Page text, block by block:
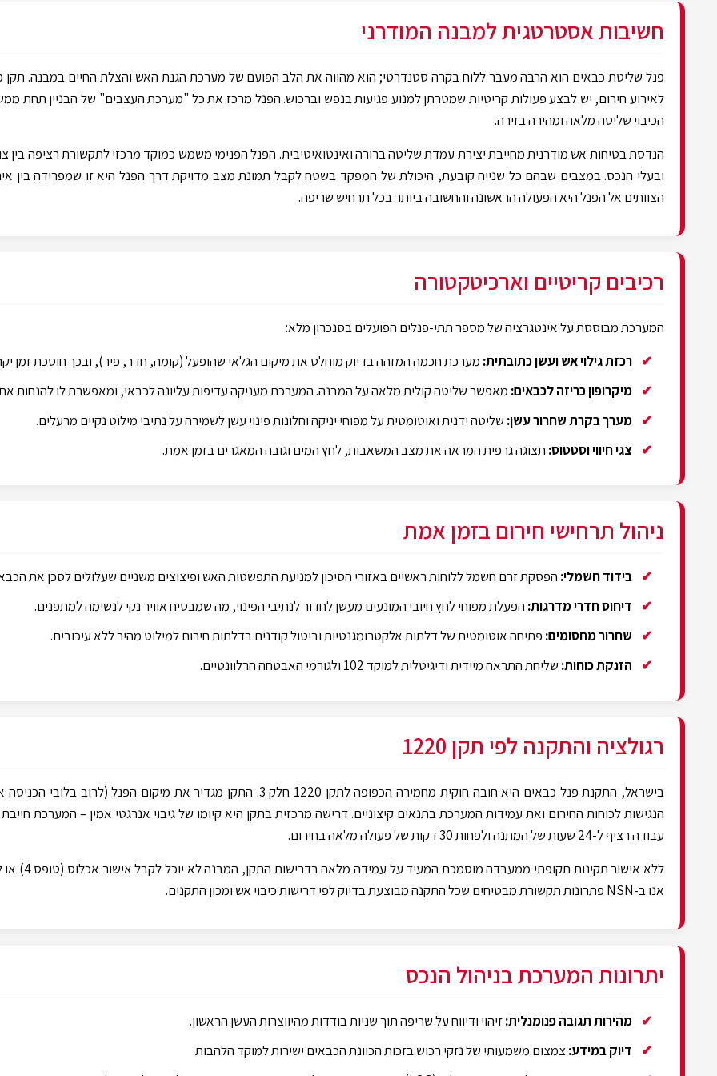
חשיבות אסטרטגית למבנה המודרני
פנל שליטת כבאים הוא הרבה מעבר ללוח בקרה סטנדרטי; הוא מהווה את הלב הפועם של מערכת הגנת האש והצלת החיים במבנה. תקן
לאירוע חירום, יש לבצע פעולות קריטיות שמטרתן למנוע פגיעות בנפש וברכוש. הפנל מרכז את כל "מערכת העצבים" של הבניין תחת
הכיבוי שליטה מלאה ומהירה בזירה.
הנדסת בטיחות אש מודרנית מחייבת יצירת עמדת שליטה ברורה ואינטואיטיבית. הפנל הפנימי משמש כמוקד מרכזי לתקשורת רציפה בין
ובעלי הנכס. במצבים שבהם כל שנייה קובעת, היכולת של המפקד בשטח לקבל תמונת מצב מדויקת דרך הפנל היא זו שמפרידה בין
הצוותים אל הפנל היא הפעולה הראשונה והחשובה ביותר בכל תרחיש שריפה.
רכיבים קריטיים וארכיטקטורה
המערכת מבוססת על אינטגרציה של מספר תתי-פנלים הפועלים בסנכרון מלא:
רכזת גילוי אש ועשן כתובתית: מערכת חכמה המזהה בדיוק מוחלט את מיקום הגלאי שהופעל (קומה, חדר, פיר), ובכך חוסכת זמן יקר
מיקרופון כריזה לכבאים: מאפשר שליטה קולית מלאה על המבנה. המערכת מעניקה עדיפות עליונה לכבאי, ומאפשרת לו להנחות
מערך בקרת שחרור עשן: שליטה ידנית ואוטומטית על מפוחי יניקה וחלונות פינוי עשן לשמירה על נתיבי מילוט נקיים מרעלים.
צגי חיווי וסטטוס: תצוגה גרפית המראה את מצב המשאבות, לחץ המים וגובה המאגרים בזמן אמת.
ניהול תרחישי חירום בזמן אמת
בידוד חשמלי: הפסקת זרם חשמל ללוחות ראשיים באזורי הסיכון למניעת התפשטות האש ופיצוצים משניים שעלולים לסכן את
דיחוס חדרי מדרגות: הפעלת מפוחי לחץ חיובי המונעים מעשן לחדור לנתיבי הפינוי, מה שמבטיח אוויר נקי לנשימה למתפנים.
שחרור מחסומים: פתיחה אוטומטית של דלתות אלקטרומגנטיות וביטול קודנים בדלתות חירום למילוט מהיר ללא עיכובים.
הזנקת כוחות: שליחת התראה מיידית ודיגיטלית למוקד 102 ולגורמי האבטחה הרלוונטיים.
רגולציה והתקנה לפי תקן 1220
בישראל, התקנת פנל כבאים היא חובה חוקית מחמירה הכפופה לתקן 1220 חלק 3. התקן מגדיר את
הנגישות לכוחות החירום ואת עמידות המערכת בתנאים קיצוניים. דרישה מרכזית בתקן היא קיומו של גיבוי אנרגטי אמין – המערכת
עבודה רציף ל-24 שעות של המתנה ולפחות 30 דקות של פעולה מלאה בחירום.
ללא אישור
אנו ב-NSN פתרונות תקשורת מבטיחים שכל התקנה מבוצעת בדיוק לפי דרישות כיבוי אש ומכון התקנים.
יתרונות המערכת בניהול הנכס
מהירות תגובה פנומנלית:זיהוי ודיווח על שריפה תוך שניות בודדות מהיווצרות העשן הראשון.
דיוק במידע: צמצום משמעותי של נזקי רכוש בזכות הכוונת הכבאים ישירות למוקד הלהבות.